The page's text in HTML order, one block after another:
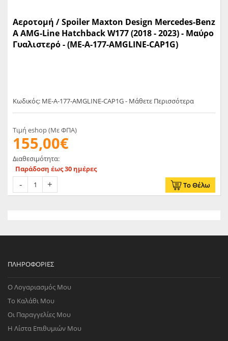
Αεροτομή / Spoiler Maxton Design Mercedes-Benz
A AMG-Line Hatchback W177 (2018 - 2023) - Μαύρο
Γυαλιστερό - (ME-A-177-AMGLINE-CAP1G)
Κωδικός: ME-A-177-AMGLINE-CAP1G - Μάθετε Περισσότερα
Τιμή eshop (Με ΦΠΑ)
155,00€
Διαθεσιμότητα:
Παράδοση έως 30 ημέρες
Το Θέλω
ΠΛΗΡΟΦΟΡΊΕΣ
Ο Λογαριασμός Μου
Το Καλάθι Μου
Οι Παραγγελίες Μου
Η Λίστα Επιθυμιών Μου